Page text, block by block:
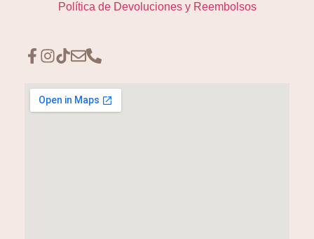
Política de Devoluciones y Reembolsos